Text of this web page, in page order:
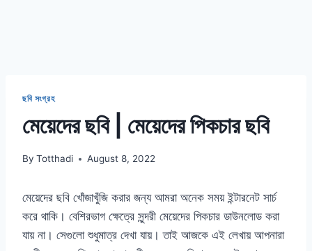
ছবি সংগ্রহ
মেয়েদের ছবি | মেয়েদের পিকচার ছবি
By Totthadi August 8, 2022
মেয়েদের ছবি খোঁজাখুঁজি করার জন্য আমরা অনেক সময় ইন্টারনেট সার্চ
করে থাকি। বেশিরভাগ ক্ষেত্রে সুন্দরী মেয়েদের পিকচার ডাউনলোড করা
যায় না। সেগুলো শুধুমাত্র দেখা যায়। তাই আজকে এই লেখায় আপনারা